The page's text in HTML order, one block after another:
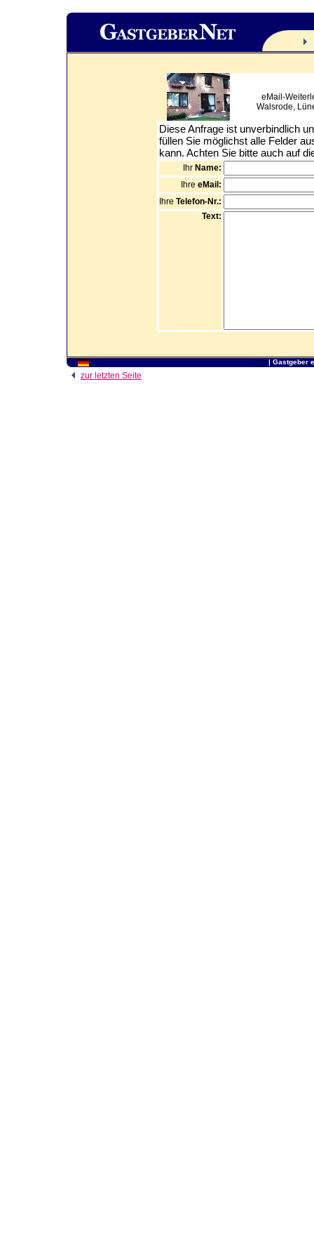
eMail-
Walsrode,
Diese Anfrage ist unverbindlich
füllen Sie möglichst alle Felder
kann. Achten Sie bitte auch auf
Ihr Name:
Ihre eMail:
Ihre Telefon-Nr.:
Text:
| Gastgeber
zur letzten Seite